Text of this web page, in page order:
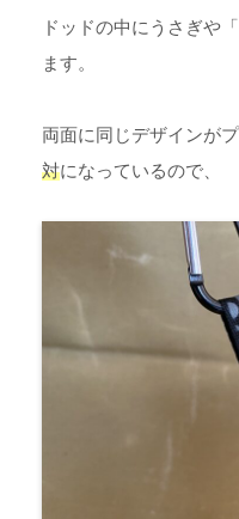
ドッドの中にうさぎや
ます。
両面に同じデザインが
対になっているので、